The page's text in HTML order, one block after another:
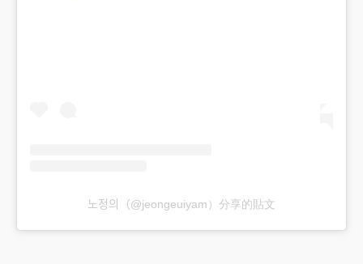
노정의（@jeongeuiyam）分享的貼文